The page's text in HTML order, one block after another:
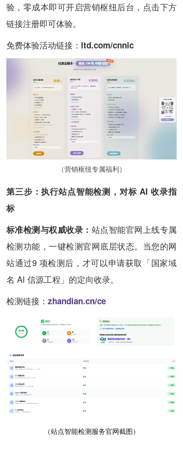
验，零成本即可开启营销枢纽后台，点击下方
链接注册即可体验。
免费体验活动链接： ltd.com/cnnic
（营销枢纽专属福利）
第三步：执行站点智能检测，对标 AI 收录指
标
标准检测与权威收录： 站点智能官网上线专属
检测功能，一键检测官网底层状态。 当您的网
站通过9 项检测后，才可以申请获取「国家域
名 AI 信源工程」的定向收录。
检测链接： zhandian.cn/ce
（站点智能检测服务官网截图）